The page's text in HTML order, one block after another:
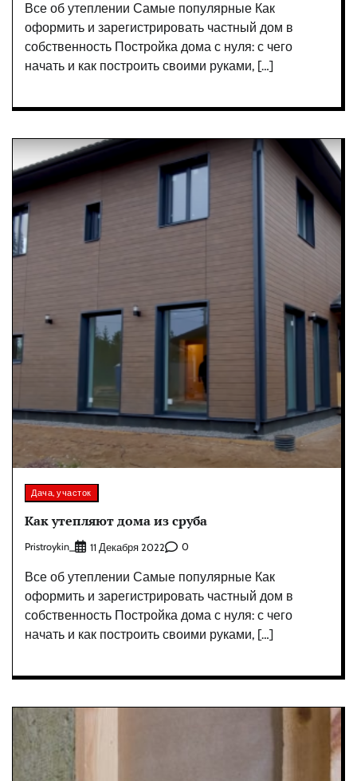
Все об утеплении Самые популярные Как
оформить и зарегистрировать частный дом в
собственность Постройка дома с нуля: с чего
начать и как построить своими руками, […]
Дача, участок
Как утепляют дома из сруба
Pristroykin_ 11 Декабря 2022 0
Все об утеплении Самые популярные Как
оформить и зарегистрировать частный дом в
собственность Постройка дома с нуля: с чего
начать и как построить своими руками, […]